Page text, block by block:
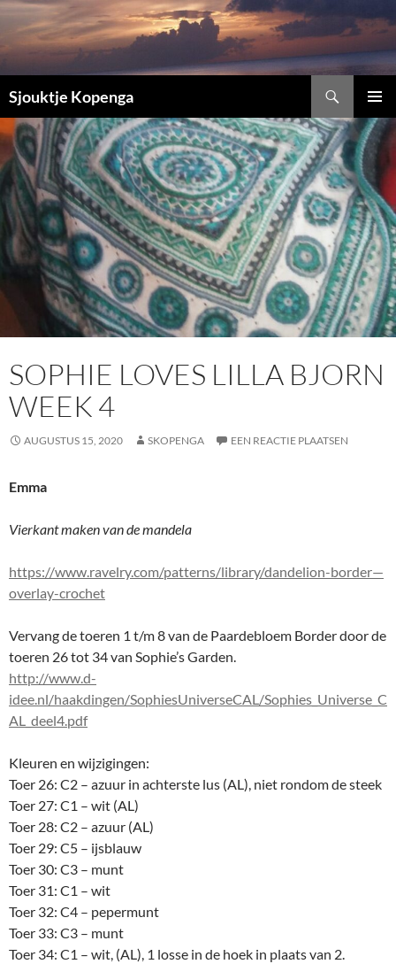
Ga
naar
de
inhoud
Sjouktje Kopenga
MENU
SOPHIE LOVES LILLA BJORN
WEEK 4
AUGUSTUS 15, 2020 SKOPENGA EEN REACTIE PLAATSEN
Emma
Vierkant maken van de mandela
https://www.ravelry.com/patterns/library/dandelion-border—
overlay-crochet
Vervang de toeren 1 t/m 8 van de Paardebloem Border door de
toeren 26 tot 34 van Sophie’s Garden.
http://www.d-
idee.nl/haakdingen/SophiesUniverseCAL/Sophies_Universe_C
AL_deel4.pdf
Kleuren en wijzigingen:
Toer 26: C2 – azuur in achterste lus (AL), niet rondom de steek
Toer 27: C1 – wit (AL)
Toer 28: C2 – azuur (AL)
Toer 29: C5 – ijsblauw
Toer 30: C3 – munt
Toer 31: C1 – wit
Toer 32: C4 – pepermunt
Toer 33: C3 – munt
Toer 34: C1 – wit, (AL), 1 losse in de hoek in plaats van 2.